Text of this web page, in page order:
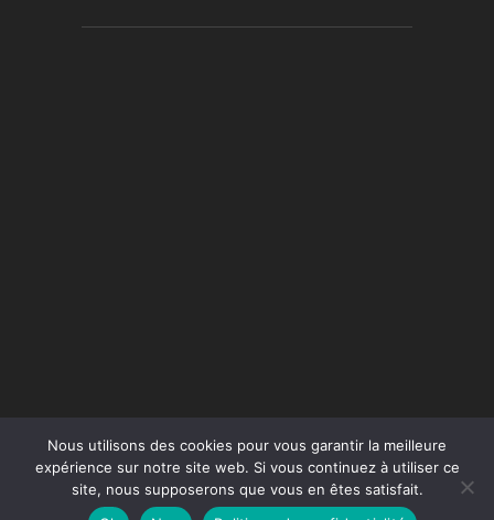
Nous utilisons des cookies pour vous garantir la meilleure
expérience sur notre site web. Si vous continuez à utiliser ce
site, nous supposerons que vous en êtes satisfait.